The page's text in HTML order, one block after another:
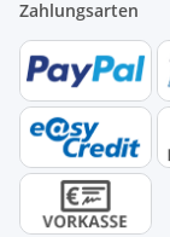
Zahlungsarten